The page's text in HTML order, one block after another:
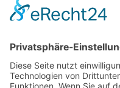
73614 Schorndorf
Telefon: 07181 477 9998